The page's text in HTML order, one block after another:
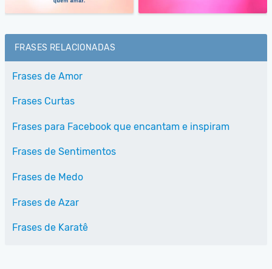
FRASES RELACIONADAS
Frases de Amor
Frases Curtas
Frases para Facebook que encantam e inspiram
Frases de Sentimentos
Frases de Medo
Frases de Azar
Frases de Karatê